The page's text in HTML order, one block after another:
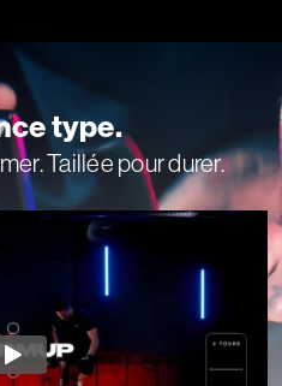
type.
Taillée pour durer.